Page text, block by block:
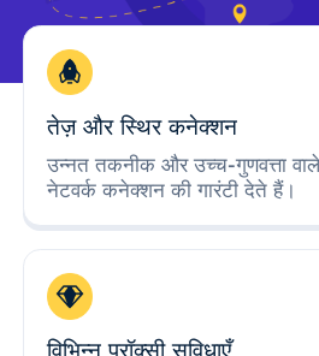
तेज़ और स्थिर कनेक्शन
उन्नत तकनीक और उच्च-गुणवत्ता
नेटवर्क कनेक्शन की गारंटी देते हैं।
विभिन्न प्रॉक्सी सुविधाएँ